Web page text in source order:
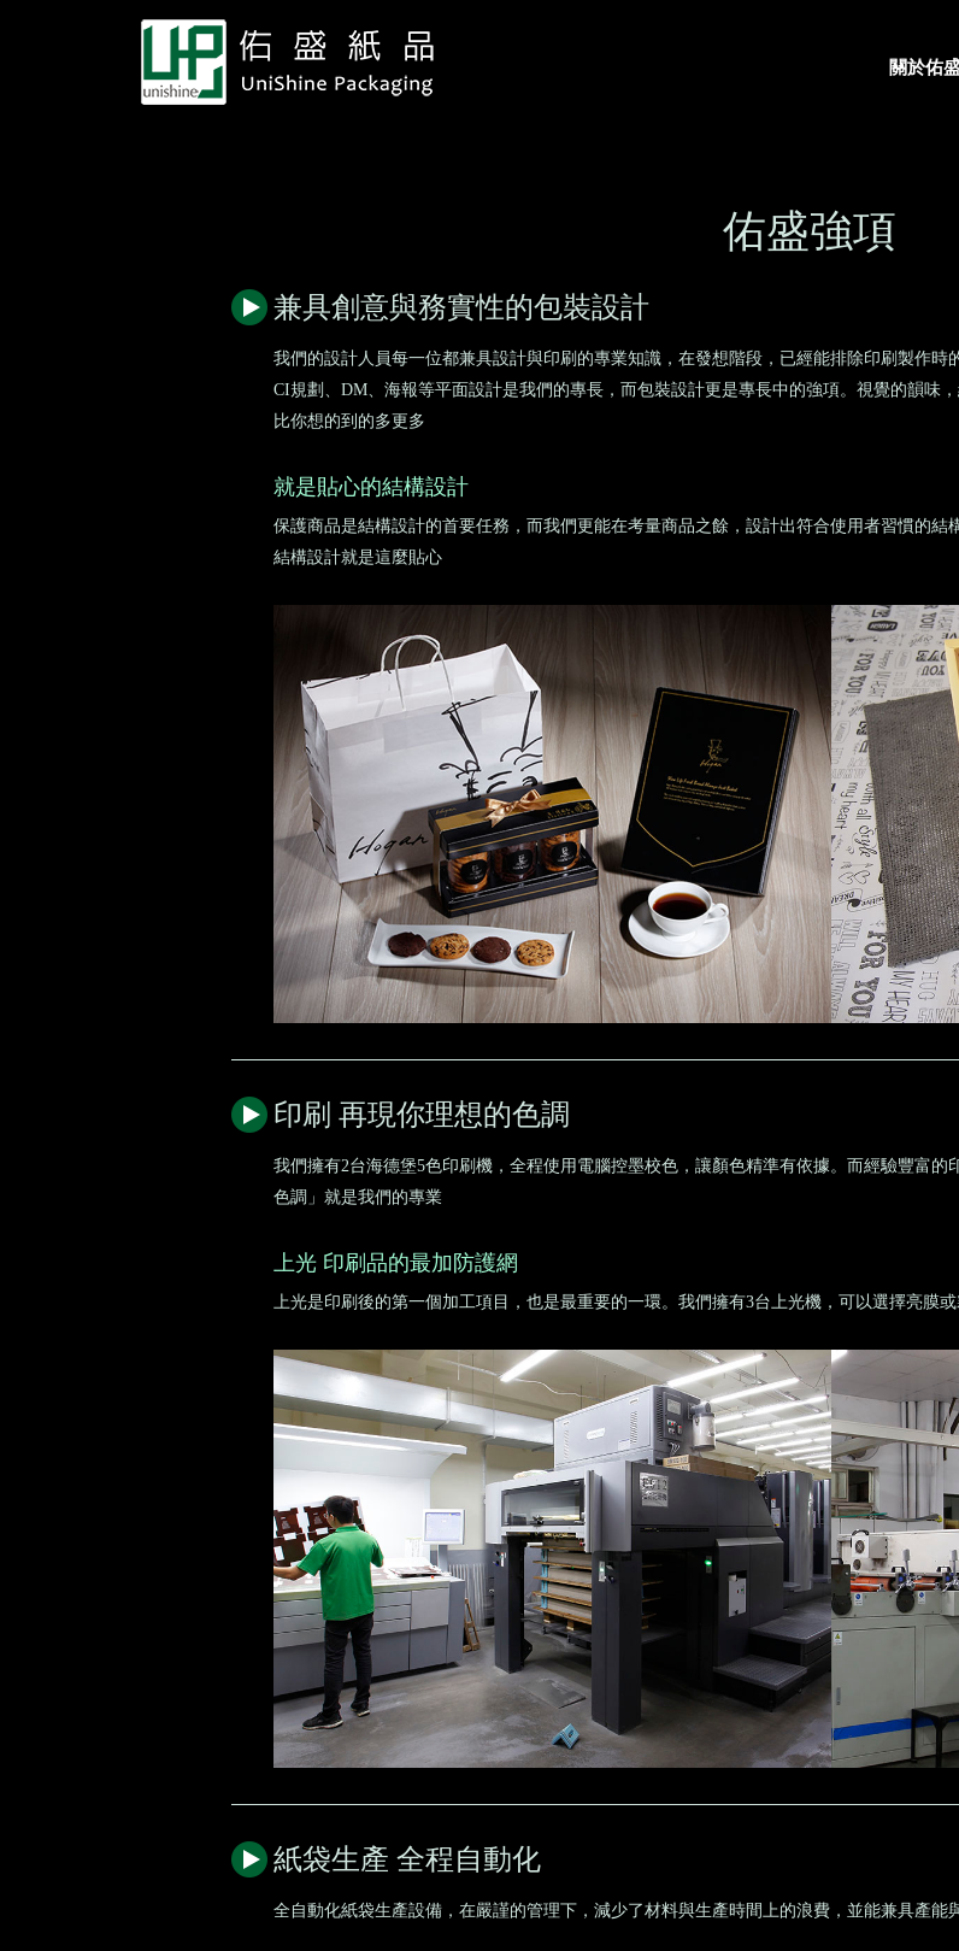
關於佑
佑盛強項
兼具創意與務實性的包裝設計
我們的設計人員每一位都兼具設計與印刷的專業知識，在發想階段，已經能排除印刷製作
CI規劃、DM、海報等平面設計是我們的專長，而包裝設計更是專長中的強項。視覺的韻味
比你想的到的多更多
就是貼心的結構設計
保護商品是結構設計的首要任務，而我們更能在考量商品之餘，設計出符合使用者習慣的
結構設計就是這麼貼心
印刷 再現你理想的色調
我們擁有2台海德堡5色印刷機，全程使用電腦控墨校色，讓顏色精準有依據。而經驗豐富
色調」就是我們的專業
上光 印刷品的最加防護網
上光是印刷後的第一個加工項目，也是最重要的一環。我們擁有3台上光機，可以選擇亮膜
紙袋生產 全程自動化
全自動化紙袋生產設備，在嚴謹的管理下，減少了材料與生產時間上的浪費，並能兼具產能